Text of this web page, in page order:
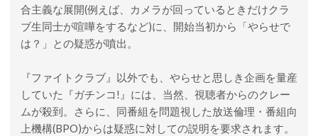
合主義な展開(例えば、カメラが回っているときだけクラ
ブ生同士が喧嘩をするなど)に、開始当初から「やらせで
は？」との疑惑が噴出。
『ファイトクラブ』以外でも、やらせと思しき企画を量産
していた『ガチンコ!』には、当然、視聴者からのクレー
ムが殺到。さらに、同番組を問題視した放送倫理・番組向
上機構(BPO)からは疑惑に対しての説明を要求されます。